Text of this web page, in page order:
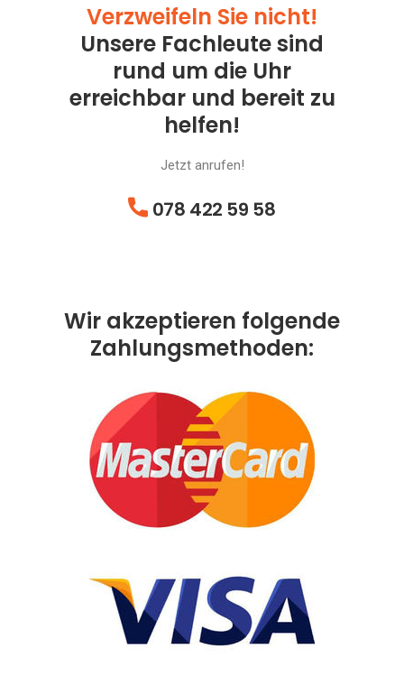
Verzweifeln Sie nicht!
Unsere Fachleute sind
rund um die Uhr
erreichbar und bereit zu
helfen!
Jetzt anrufen!
078 422 59 58
Wir akzeptieren folgende
Zahlungsmethoden: